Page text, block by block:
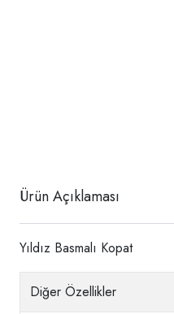
Ürün Açıklaması
Yıldız Basmalı Kopat
Diğer Özellikler